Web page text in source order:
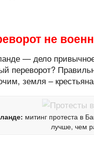
не
— дело
переворот?
земля –
митинг протеста в
лучше, чем